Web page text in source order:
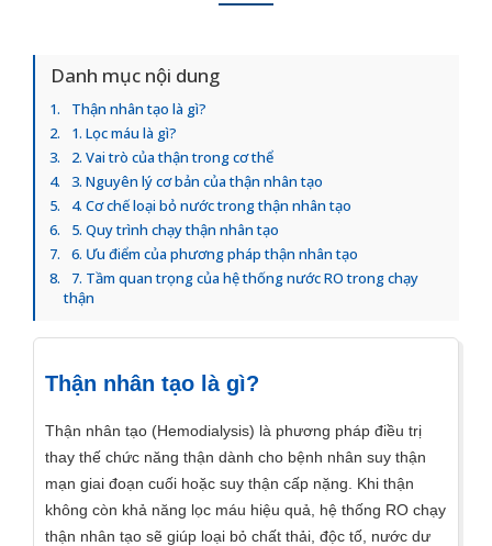
Danh mục nội dung
Thận nhân tạo là gì?
1. Lọc máu là gì?
2. Vai trò của thận trong cơ thể
3. Nguyên lý cơ bản của thận nhân tạo
4. Cơ chế loại bỏ nước trong thận nhân tạo
5. Quy trình chạy thận nhân tạo
6. Ưu điểm của phương pháp thận nhân tạo
7. Tầm quan trọng của hệ thống nước RO trong chạy
thận
Thận nhân tạo là gì?
Thận nhân tạo (Hemodialysis) là phương pháp điều trị
thay thế chức năng thận dành cho bệnh nhân suy thận
mạn giai đoạn cuối hoặc suy thận cấp nặng. Khi thận
không còn khả năng lọc máu hiệu quả, hệ thống RO chạy
thận nhân tạo sẽ giúp loại bỏ chất thải, độc tố, nước dư